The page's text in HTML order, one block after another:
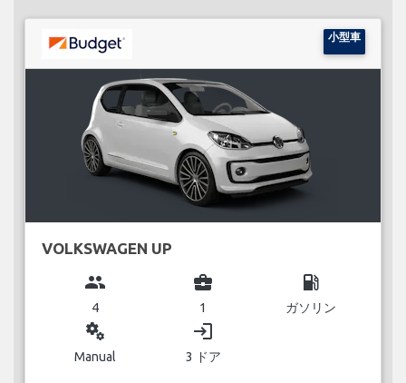
小型車
VOLKSWAGEN UP
group
4
business_center
1
local_gas_station
ガソリン
miscellaneous_services
Manual
login
3 ドア